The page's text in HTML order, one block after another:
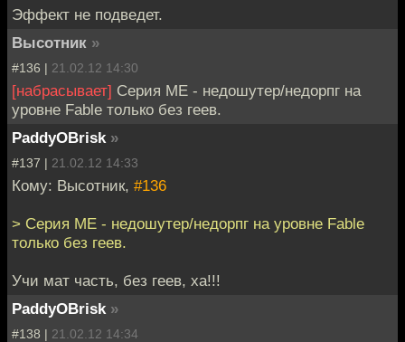
Эффект не подведет.
Высотник »
#136 | 21.02.12 14:30
[набрасывает] Серия ME - недошутер/недорпг на
уровне Fable только без геев.
PaddyOBrisk »
#137 | 21.02.12 14:33
Кому: Высотник, #136
> Серия ME - недошутер/недорпг на уровне Fable
только без геев.
Учи мат часть, без геев, ха!!!
PaddyOBrisk »
#138 | 21.02.12 14:34